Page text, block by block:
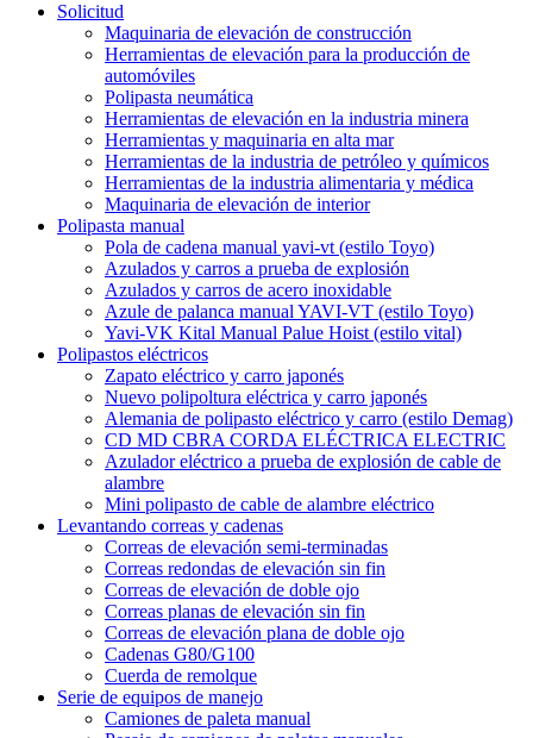
Solicitud
Maquinaria de elevación de construcción
Herramientas de elevación para la producción de
automóviles
Polipasta neumática
Herramientas de elevación en la industria minera
Herramientas y maquinaria en alta mar
Herramientas de la industria de petróleo y químicos
Herramientas de la industria alimentaria y médica
Maquinaria de elevación de interior
Polipasta manual
Pola de cadena manual yavi-vt (estilo Toyo)
Azulados y carros a prueba de explosión
Azulados y carros de acero inoxidable
Azule de palanca manual YAVI-VT (estilo Toyo)
Yavi-VK Kital Manual Palue Hoist (estilo vital)
Polipastos eléctricos
Zapato eléctrico y carro japonés
Nuevo polipoltura eléctrica y carro japonés
Alemania de polipasto eléctrico y carro (estilo Demag)
CD MD CBRA CORDA ELÉCTRICA ELECTRIC
Azulador eléctrico a prueba de explosión de cable de
alambre
Mini polipasto de cable de alambre eléctrico
Levantando correas y cadenas
Correas de elevación semi-terminadas
Correas redondas de elevación sin fin
Correas de elevación de doble ojo
Correas planas de elevación sin fin
Correas de elevación plana de doble ojo
Cadenas G80/G100
Cuerda de remolque
Serie de equipos de manejo
Camiones de paleta manual